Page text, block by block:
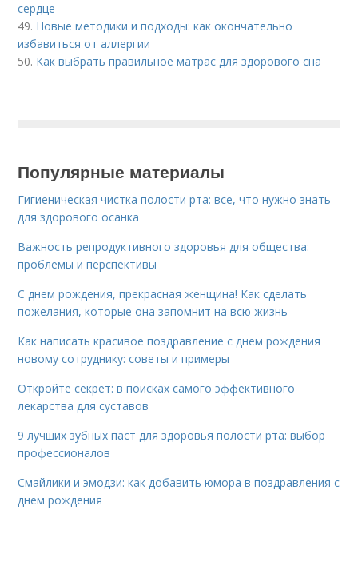
сердце
49. Новые методики и подходы: как окончательно
избавиться от аллергии
50. Как выбрать правильное матрас для здорового сна
Популярные материалы
Гигиеническая чистка полости рта: все, что нужно знать
для здорового осанка
Важность репродуктивного здоровья для общества:
проблемы и перспективы
С днем рождения, прекрасная женщина! Как сделать
пожелания, которые она запомнит на всю жизнь
Как написать красивое поздравление с днем рождения
новому сотруднику: советы и примеры
Откройте секрет: в поисках самого эффективного
лекарства для суставов
9 лучших зубных паст для здоровья полости рта: выбор
профессионалов
Смайлики и эмодзи: как добавить юмора в поздравления с
днем рождения